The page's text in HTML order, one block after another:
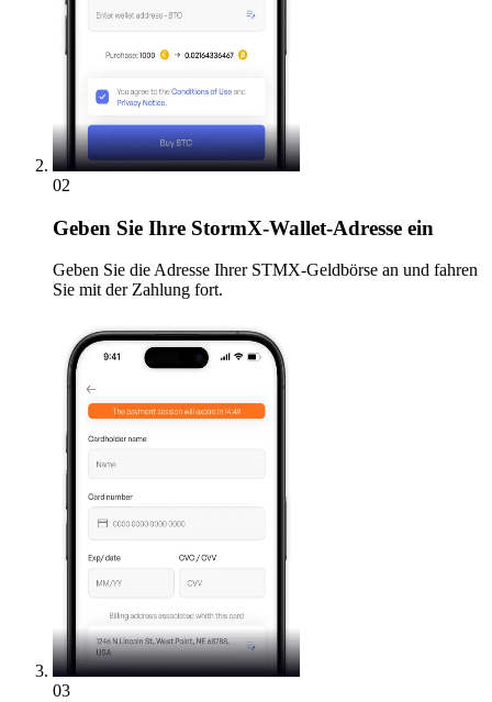
02
Geben Sie Ihre StormX-Wallet-Adresse ein
Geben Sie die Adresse Ihrer STMX-Geldbörse an und fahren
Sie mit der Zahlung fort.
03